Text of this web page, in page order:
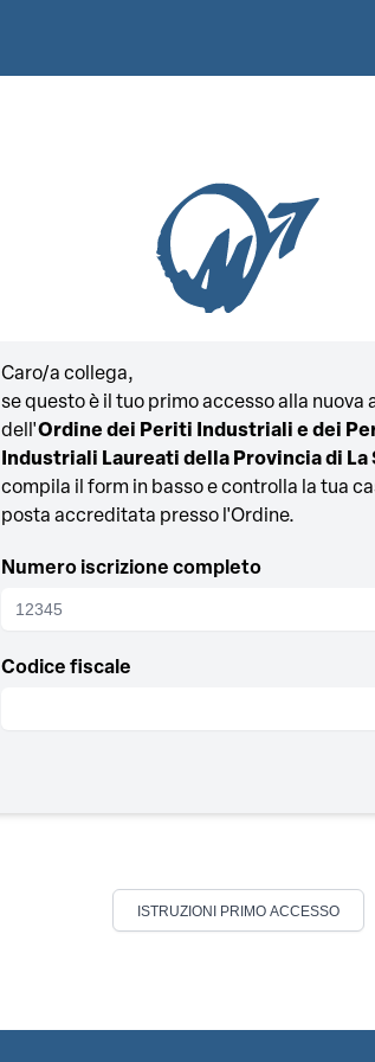
Caro/a collega,
se questo è il tuo primo accesso alla nuova
dell'Ordine dei Periti Industriali e dei
Industriali Laureati della Provincia di La
compila il form in basso e controlla la tua
posta accreditata presso l'Ordine.
Numero iscrizione completo
Codice fiscale
ISTRUZIONI PRIMO ACCESSO